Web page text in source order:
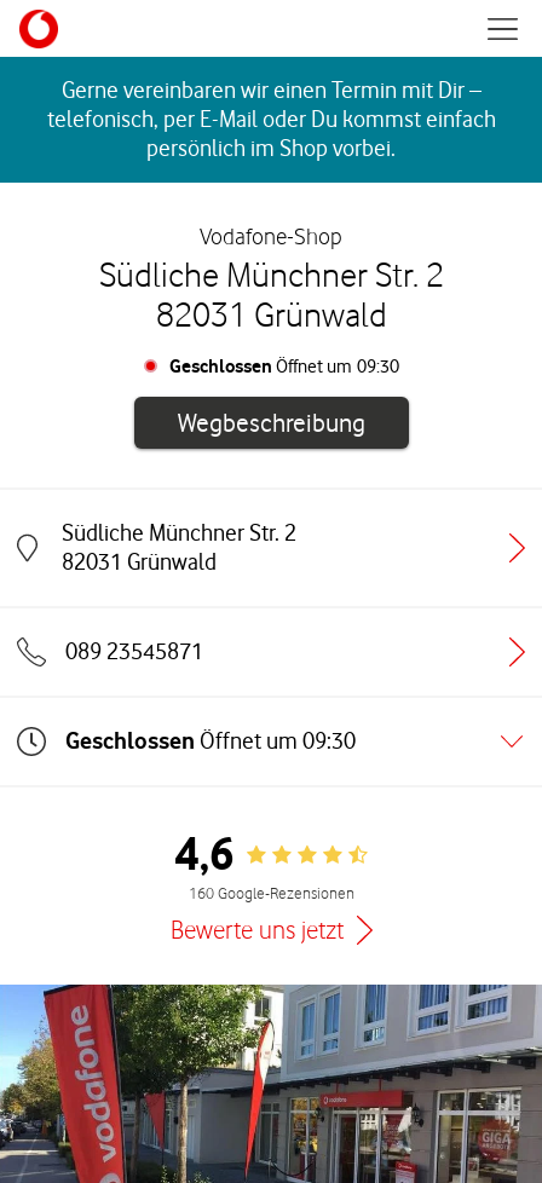
Skip to content
Gerne vereinbaren wir einen Termin mit Dir –
telefonisch, per E-Mail oder Du kommst einfach
persönlich im Shop vorbei.
Vodafone-Shop
Südliche Münchner Str. 2
82031 Grünwald
Geschlossen Öffnet um 09:30
WegbeschreibungLink öffnet in
Südliche Münchner Str. 2
82031 Grünwald
Link öffnet in einem neuen Tab
089 23545871
Geschlossen Öffnet um 09:30
4,6 Rating 4.6
160 Google-Rezensionen
Bewerte uns jetzt